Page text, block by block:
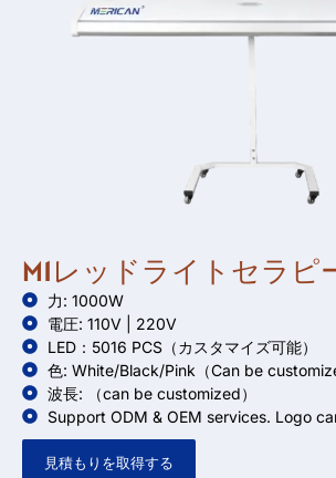
M1レッドライトセラピ
力: 1000W
電圧: 110V | 220V
LED：5016 PCS（カスタマイズ可能）
色: White/Black/Pink（Can be
波長:
（can be customized）
Support ODM & OEM services. Logo
見積もりを取得する